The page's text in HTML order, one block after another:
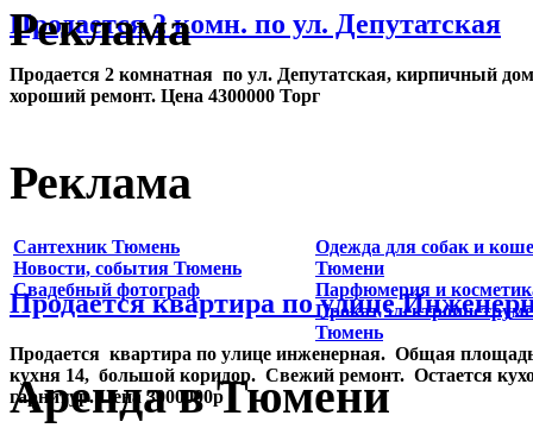
Продается 2 комн. по ул. Депутатская
Продается 2 комнатная по ул. Депутатская, кирпичный
хороший ремонт. Цена 4300000 Торг
Продается квартира по улице
Продается квартира по улице инженерная. Общая
кухня 14, большой коридор. Свежий ремонт. Остается
гарнитур. Цена 3000000р
Реклама
Реклама
Сантехник Тюмень
Новости, события Тюмень
Свадебный фотограф
Одежда для собак и
Тюмени
Парфюмерия и
Прокат
Тюмень
Аренда в Тюмени